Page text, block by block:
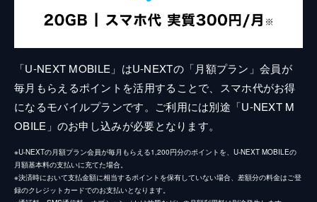
「U-NEXT MOBILE」はU-NEXTの「月額プラン」会員が
毎月もらえるポイントを活用することで、スマホ代がお得
になるモバイルプランです。ご利用には別途「U-NEXT M
OBILE」のお申し込みが必要となります。
※U-NEXTの月額プラン会員が毎月もらえる1,200円分のポイントを、U-NEXT MOBILEの
月額基本料の支払いに充てた場合。
※決済時において支払金額に相当するポイントを保有していない場合、差額分の料金はご登
録のクレジットカードでのお支払いとなります。